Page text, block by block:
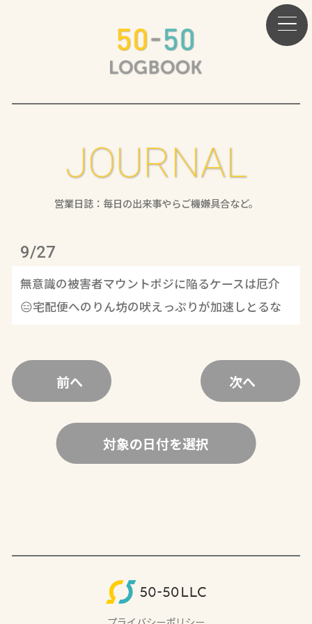
JOURNAL
営業日誌：毎日の出来事やらご機嫌具合など。
9/27
無意識の被害者マウントポジに陥るケースは厄介
😑宅配便へのりん坊の吠えっぷりが加速しとるな
前へ 次へ
対象の日付を選択